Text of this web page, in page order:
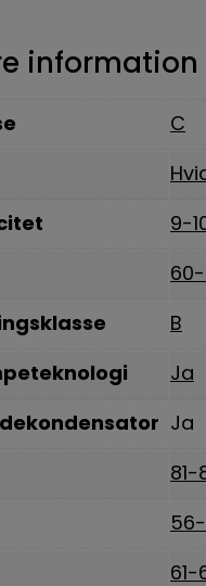
information
C
9-
B
Ja
Ja
81-
61-